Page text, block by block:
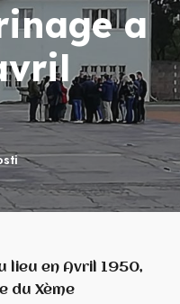
a
lieu en Avril 1950,
du Xème